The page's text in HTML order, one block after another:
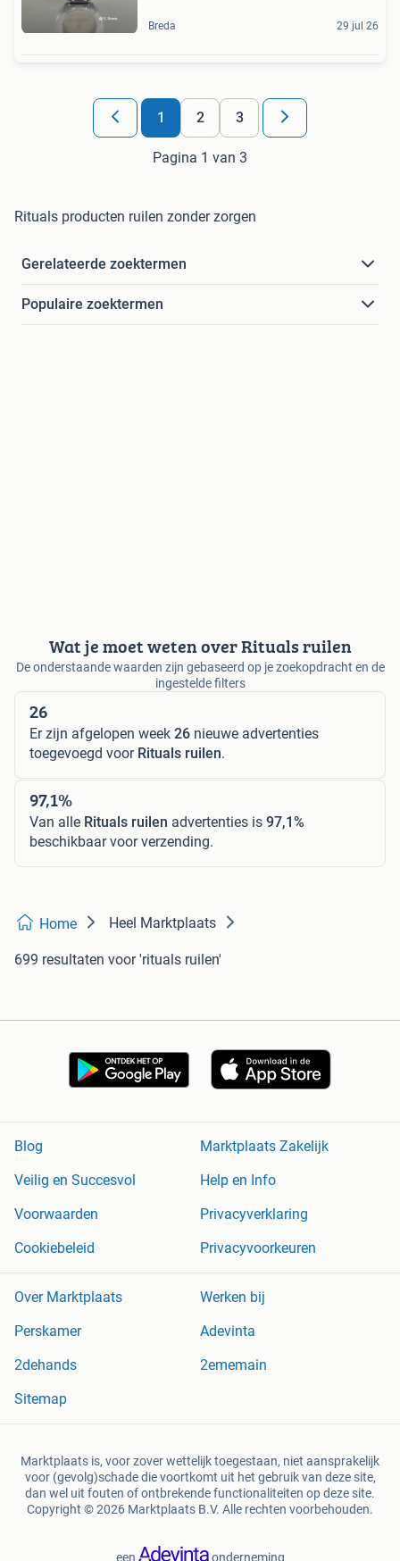
Breda 29 jul 26
1 2 3
Pagina 1 van 3
Rituals producten ruilen zonder zorgen
Gerelateerde zoektermen
Populaire zoektermen
Wat je moet weten over Rituals ruilen
De onderstaande waarden zijn gebaseerd op je zoekopdracht en de
ingestelde filters
26
Er zijn afgelopen week 26 nieuwe advertenties
toegevoegd voor Rituals ruilen.
97,1%
Van alle Rituals ruilen advertenties is 97,1%
beschikbaar voor verzending.
Home Heel Marktplaats
699 resultaten voor 'rituals ruilen'
Blog
Marktplaats Zakelijk
Veilig en Succesvol
Help en Info
Voorwaarden
Privacyverklaring
Cookiebeleid
Privacyvoorkeuren
Over Marktplaats
Werken bij
Perskamer
Adevinta
2dehands
2ememain
Sitemap
Marktplaats is, voor zover wettelijk toegestaan, niet aansprakelijk
voor (gevolg)schade die voortkomt uit het gebruik van deze site,
dan wel uit fouten of ontbrekende functionaliteiten op deze site.
Copyright © 2026 Marktplaats B.V. Alle rechten voorbehouden.
een onderneming